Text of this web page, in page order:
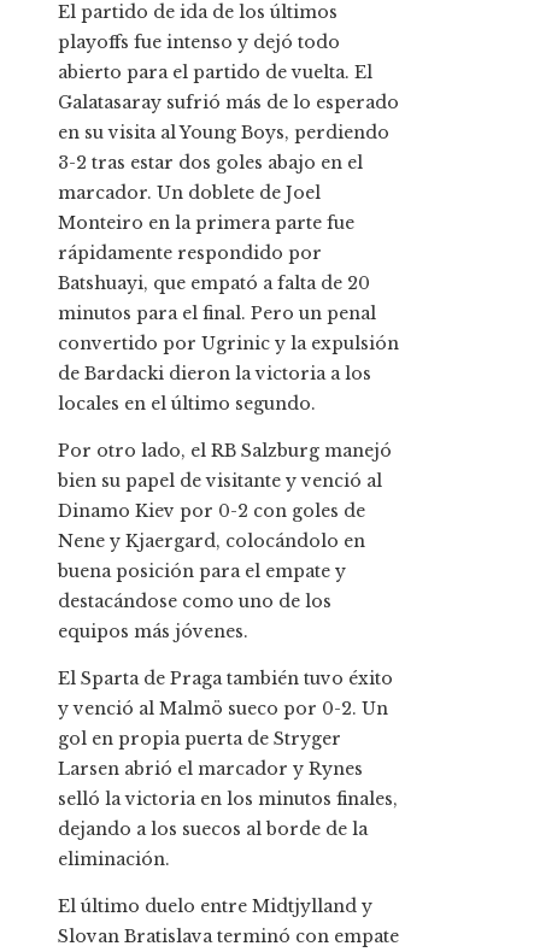
El partido de ida de los últimos
playoffs fue intenso y dejó todo
abierto para el partido de vuelta. El
Galatasaray sufrió más de lo esperado
en su visita al Young Boys, perdiendo
3-2 tras estar dos goles abajo en el
marcador. Un doblete de Joel
Monteiro en la primera parte fue
rápidamente respondido por
Batshuayi, que empató a falta de 20
minutos para el final. Pero un penal
convertido por Ugrinic y la expulsión
de Bardacki dieron la victoria a los
locales en el último segundo.
Por otro lado, el RB Salzburg manejó
bien su papel de visitante y venció al
Dinamo Kiev por 0-2 con goles de
Nene y Kjaergard, colocándolo en
buena posición para el empate y
destacándose como uno de los
equipos más jóvenes.
El Sparta de Praga también tuvo éxito
y venció al Malmö sueco por 0-2. Un
gol en propia puerta de Stryger
Larsen abrió el marcador y Rynes
selló la victoria en los minutos finales,
dejando a los suecos al borde de la
eliminación.
El último duelo entre Midtjylland y
Slovan Bratislava terminó con empate